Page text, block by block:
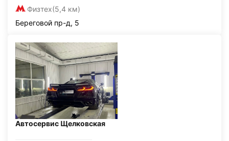
Физтех(5,4 км)
Береговой пр-д, 5
Автосервис Щелковская